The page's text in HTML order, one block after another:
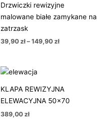
Drzwiczki rewizyjne
malowane białe zamykane na
zatrzask
39,90 zł – 149,90 zł
39,90 zł
do
KLAPA REWIZYJNA
ELEWACYJNA 50×70
389,00 zł